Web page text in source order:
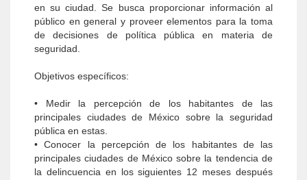
en su ciudad. Se busca propor­cionar información al
público en general y proveer elementos para la toma
de decisiones de política pública en materia de
seguridad.
Objetivos específicos:
• Medir la percepción de los habitantes de las
principales ciudades de México sobre la seguridad
pública en estas.
• Conocer la percepción de los habitantes de las
principales ciudades de México sobre la tendencia de
la delincuencia en los siguientes 12 meses después